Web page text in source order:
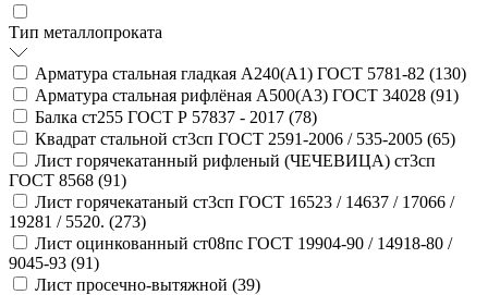
Тип металлопроката
Арматура стальная гладкая А240(А1) ГОСТ 5781-82 (130)
Арматура стальная рифлёная А500(А3) ГОСТ 34028 (91)
Балка ст255 ГОСТ Р 57837 - 2017 (78)
Квадрат стальной ст3сп ГОСТ 2591-2006 / 535-2005 (65)
Лист горячекатанный рифленый (ЧЕЧЕВИЦА) ст3сп
ГОСТ 8568 (91)
Лист горячекатаный ст3сп ГОСТ 16523 / 14637 / 17066 /
19281 / 5520. (273)
Лист оцинкованный ст08пс ГОСТ 19904-90 / 14918-80 /
9045-93 (91)
Лист просечно-вытяжной (39)